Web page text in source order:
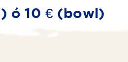
ó 10 € (bowl)